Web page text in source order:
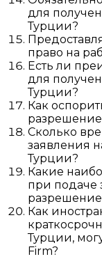
для
Турции?
право на
Есть ли
для
Турции?
Как
Сколько
заявления
Турции?
Какие
при подаче
Как
Турции,
Firm?